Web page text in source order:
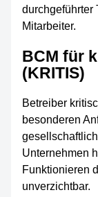
durchgeführter
Mitarbeiter.
BCM für
(KRITIS)
Betreiber
besonderen
Unternehmen
Funktionieren
unverzichtbar.